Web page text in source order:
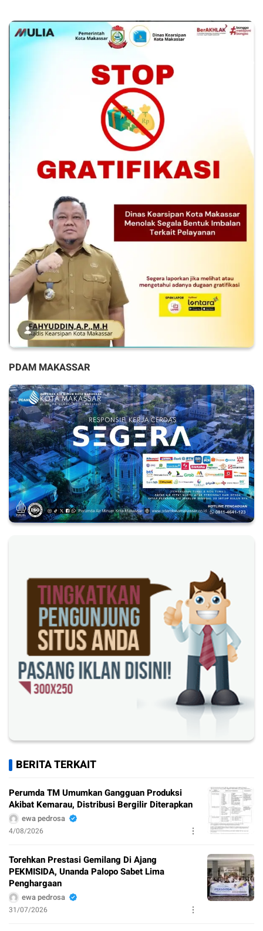
PDAM MAKASSAR
BERITA TERKAIT
Perumda TM Umumkan Gangguan Produksi
Akibat Kemarau, Distribusi Bergilir Diterapkan
ewa pedrosa
4/08/2026
Torehkan Prestasi Gemilang Di Ajang
PEKMISIDA, Unanda Palopo Sabet Lima
Penghargaan
ewa pedrosa
31/07/2026